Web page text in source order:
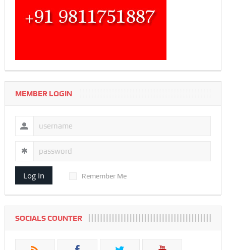
MEMBER LOGIN
Log In Remember Me
SOCIALS COUNTER